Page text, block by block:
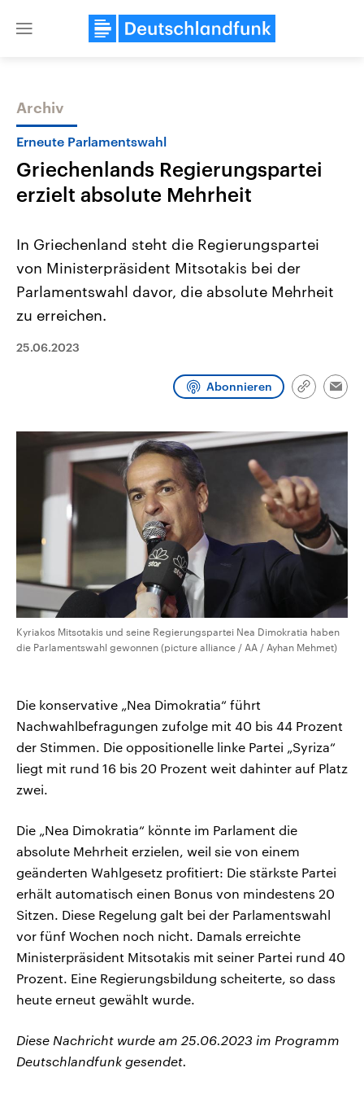
Close
Themen
Landtagswahl Sachsen-Anhalt
2026
Alle Informationen
Sachsen-Anhalt wählt am 6.
Landtag. Seit 2021 wird das
Wahlprogramme, aktuelle Berichte
USA
Aktuelle Beiträge,
aktuelle Weltgeschehen.
Audio-Archiv
Archiv
Erneute Parlamentswahl
Griechenlands Regierungspartei
erzielt absolute Mehrheit
In Griechenland steht die Regierungspartei
von Ministerpräsident Mitsotakis bei der
Parlamentswahl davor, die absolute Mehrheit
zu erreichen.
25.06.2023
Abonnieren
Link
Kyriakos Mitsotakis und seine Regierungspartei Nea Dimokratia haben
die Parlamentswahl gewonnen (picture alliance / AA / Ayhan Mehmet)
Die konservative „Nea Dimokratia“ führt
Nachwahlbefragungen zufolge mit 40 bis 44 Prozent
der Stimmen. Die oppositionelle linke Partei „Syriza“
liegt mit rund 16 bis 20 Prozent weit dahinter auf Platz
zwei.
Die „Nea Dimokratia“ könnte im Parlament die
absolute Mehrheit erzielen, weil sie von einem
geänderten Wahlgesetz profitiert: Die stärkste Partei
erhält automatisch einen Bonus von mindestens 20
Sitzen. Diese Regelung galt bei der Parlamentswahl
vor fünf Wochen noch nicht. Damals erreichte
Ministerpräsident Mitsotakis mit seiner Partei rund 40
Prozent. Eine Regierungsbildung scheiterte, so dass
heute erneut gewählt wurde.
Diese Nachricht wurde am 25.06.2023 im Programm
Deutschlandfunk gesendet.